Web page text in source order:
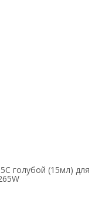
голубой (15мл) для